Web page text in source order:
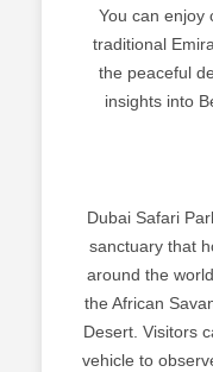
You can enjoy
traditional
the peaceful
insights into
Dubai Safari
sanctuary that
around the
the African
Desert. Visitors
vehicle to